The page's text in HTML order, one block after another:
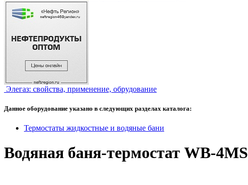
Элегаз: свойства, применение, обрудование
Данное оборудование указано в следующих разделах каталога:
Термостаты жидкостные и водяные бани
Водяная баня-термостат WB-4MS